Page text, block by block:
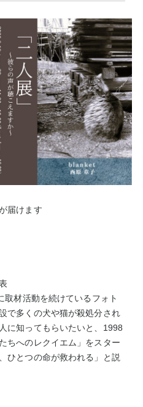
届けます
取材活動を続けているフォト
で多くの犬や猫が殺処分され
に知ってもらいたいと、1998
ちへのレクイエム」をスター
ひとつの命が救われる」と説